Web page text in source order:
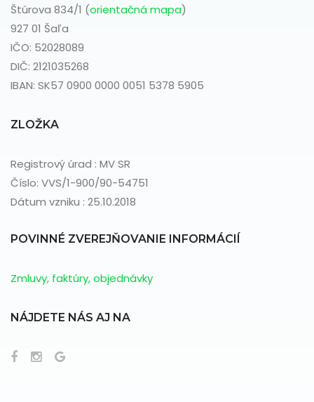
Štúrova 834/1 (orientačná mapa)
927 01 Šaľa
IČO: 52028089
DIČ: 2121035268
IBAN: SK57 0900 0000 0051 5378 5905
ZLOŽKA
Registrový úrad : MV SR
Číslo: VVS/1-900/90-54751
Dátum vzniku : 25.10.2018
POVINNÉ ZVEREJŇOVANIE INFORMÁCIÍ
Zmluvy, faktúry, objednávky
NÁJDETE NÁS AJ NA